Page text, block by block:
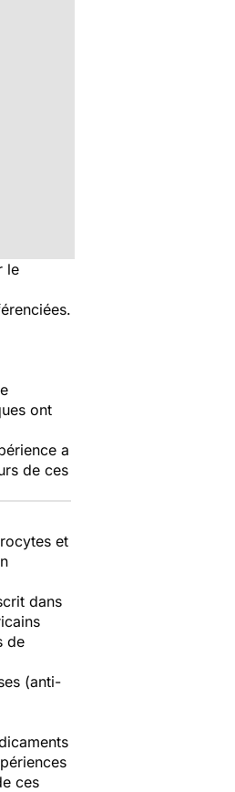
le
ont
a
de ces
et
dans
de
(anti-
ces